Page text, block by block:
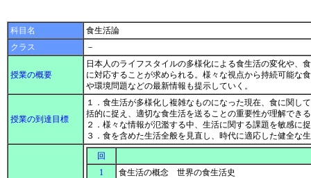
科目名
食生活論
クラス
－
授業の概要
日本人のライフスタイルの多様化による食生活の変化や、
に対応することが求められる。様々な視点から持続可能な
や環境問題などの最新情報も提示していく。
授業の到達目標
１．食生活が多様化し複雑なものになった現在、食に関し
括的に捉え、適切な食生活を送ることの重要性が理解でき
２．様々な情報が氾濫する中、生活に関する課題を敏感に
３．食を含めた生活全般を見直し、時代に適応した健全
回
1
食生活の概念 世界の食生活史